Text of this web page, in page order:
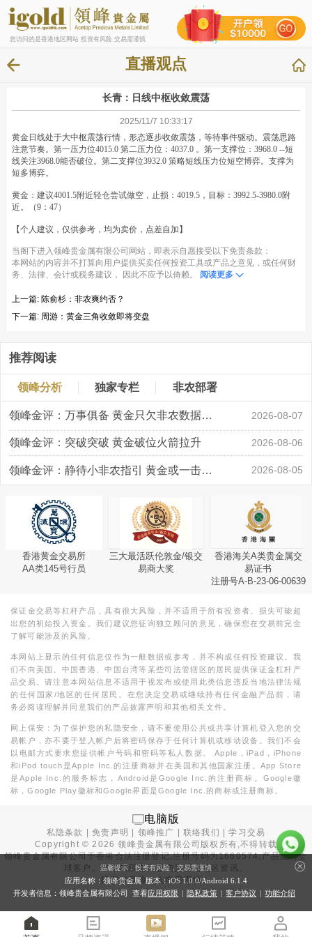
您访问的是香港地区网站 投资有风险 交易需谨慎
直播观点
长青：日线中枢收敛震荡
2025/11/7 10:33:17
黄金日线处于大中枢震荡行情，形态逐步收敛震荡，等待事件驱动。震荡思路
注意节奏。第一压力位4015.0 第二压力位：4037.0 。第一支撑位：3968.0 --短
线关注3968.0能否破位。第二支撑位3932.0 策略短线压力位短空博弈。支撑为
短多博弈。
黄金：建议4001.5附近轻仓尝试做空，止损：4019.5，目标：3992.5-3980.0附
近。（9：47）
【个人建议，仅供参考，均为卖价，点差自加】
当阁下进入领峰贵金属有限公司网站，即表示自愿接受以下免责条款：
本网站的内容并不打算向用户提供买卖任何投资工具或产品之意见，或任何财
务、法律、会计或税务建议， 因此不应予以倚赖。
阅读更多
上一篇: 陈俞杉：非农爽约否？
下一篇: 周游：黄金三角收敛即将变盘
推荐阅读
领峰分析 独家专栏 非农部署
领峰金评：万事俱备 黄金只欠非农数据“东风” 2026-08-07
领峰金评：突破突破 黄金破位火箭拉升 2026-08-06
领峰金评：静待小非农指引 黄金或一击破局 2026-08-05
香港黄金交易所
AA类145号行员
三大最活跃伦敦金/银交
易商大奖
香港海关A类贵金属交
易证书
注册号A-B-23-06-00639
保证金交易等杠杆产品，具有很大风险，并不适用于所有投资者。损失可能超
出您的初始投入资金。我们建议您征询独立顾问的意见，确保您在交易前完全
了解可能涉及的风险。
本网站上显示的任何信息仅作为一般数据或参考，并不构成任何投资建议。我
们不向美国、中国香港、中国台湾等某些司法管辖区的居民提供保证金杠杆产
品交易。请注意本网站信息不适用于视发布或使用此类信息违反当地法律法规
的任何国家/地区的任何居民。在您决定交易或继续持有任何金融产品前，请
务必阅读理解并同意我们的产品披露声明和其他相关文件。
网上保安：为了保护您的私隐安全，请不要使用公共或共享计算机登入您的交
易帐户，亦不要于登入帐户后将密码保存于任何计算机或移动设备。我们不会
以电邮方式要求您提供帐户号码和密码等私人数据。 Apple，iPad，iPhone
和iPod touch是Apple Inc.的注册商标并在美国和其他国家注册。App Store
是Apple Inc.的服务标志，Android是Google Inc.的注册商标。Google徽
标，Google Play徽标和Google界面是Google Inc.的商标或注册商标。
电脑版
私隐条款 |免责声明 领峰推广 |联络我们 |学习交易
Copyright ©2026 领峰贵金属有限公司版权所有,不得转载
领峰贵金属有限公司于香港合法注册登记,注册号码为1660574,产品面向全
球客户。本站内所有内容均为香港地区资讯。
投资有风险，入市需谨慎。
温馨提示：投资有风险，交易需谨慎
应用名称：领峰贵金属 版本：iOS 1.0.0/Android 6.1.4
开发者信息：领峰贵金属有限公司 查看应用权限 | 隐私政策 | 客户协议 | 功能介绍